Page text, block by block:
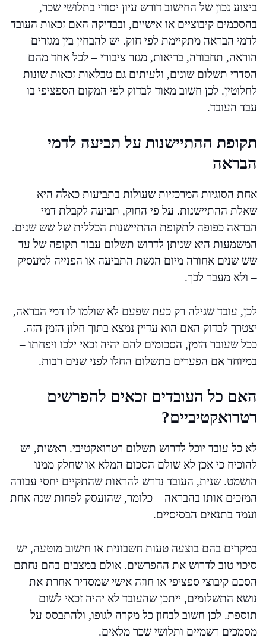
ביצוע נכון של החישוב דורש עיון יסודי בתלושי שכר,
בהסכמים קיבוציים או אישיים, ובבדיקה האם זכאות העובד
לדמי הבראה מתקיימת לפי חוק. יש להבחין בין מגזרים –
הוראה, תחבורה, בריאות, מגזר ציבורי – לכל אחד מהם
הסדרי תשלום שונים, ולעיתים גם טבלאות זכאות שונות
לחלוטין. לכן חשוב מאוד לבדוק לפי המקום הספציפי בו
עבד העובד.
תקופת ההתיישנות על תביעה לדמי
הבראה
אחת הסוגיות המרכזיות שעולות בתביעות כאלה היא
שאלת ההתיישנות. על פי החוק, תביעה לקבלת דמי
הבראה כפופה לתקופת ההתיישנות הכללית של שש שנים.
המשמעות היא שניתן לדרוש תשלום עבור תקופה של עד
שש שנים אחורה מיום הגשת התביעה או הפנייה למעסיק
– ולא מעבר לכך.
לכן, עובד שגילה רק כעת שפעם לא שולמו לו דמי הבראה,
יצטרך לבדוק האם הוא עדיין נמצא בתוך חלון הזמן הזה.
ככל שעובר הזמן, הסכומים להם יהיה זכאי ילכו ויפחתו –
במיוחד אם הפערים בתשלום החלו לפני שנים רבות.
האם כל העובדים זכאים להפרשים
רטרואקטיביים?
לא כל עובד יוכל לדרוש תשלום רטרואקטיבי. ראשית, יש
להוכיח כי אכן לא שולם הסכום המלא או שחלק ממנו
הושמט. שנית, העובד נדרש להראות שהתקיים יחסי עבודה
המזכים אותו בהבראה – כלומר, שהועסק לפחות שנה אחת
ועמד בתנאים הבסיסיים.
במקרים בהם בוצעה טעות חשבונית או חישוב מוטעה, יש
סיכוי טוב לדרוש את ההפרשים. אולם במצבים בהם נחתם
הסכם קיבוצי ספציפי או חוזה אישי שמסדיר אחרת את
נושא התשלומים, ייתכן שהעובד לא יהיה זכאי לשום
תוספת. לכן חשוב לבחון כל מקרה לגופו, ולהתבסס על
מסמכים רשמיים ותלושי שכר מלאים.